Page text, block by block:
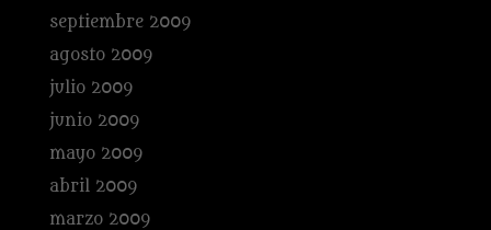
septiembre 2009
agosto 2009
julio 2009
junio 2009
mayo 2009
abril 2009
marzo 2009